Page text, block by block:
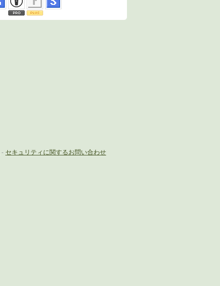
- セキュリティに関するお問い合わせ